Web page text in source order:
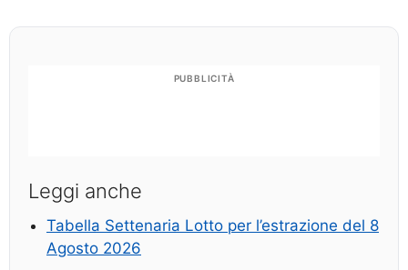
PUBBLICITÀ
Leggi anche
Tabella Settenaria Lotto per l’estrazione del 8
Agosto 2026